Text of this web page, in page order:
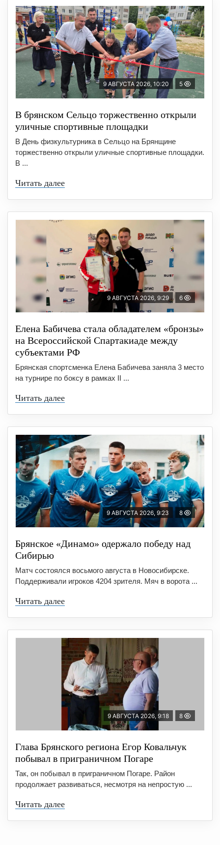
9 АВГУСТА 2026, 10:20 5
В брянском Сельцо торжественно открыли
уличные спортивные площадки
В День физкультурника в Сельцо на Брянщине
торжественно открыли уличные спортивные площадки.
В ...
Читать далее
9 АВГУСТА 2026, 9:29 6
Елена Бабичева стала обладателем «бронзы»
на Всероссийской Спартакиаде между
субъектами РФ
Брянская спортсменка Елена Бабичева заняла 3 место
на турнире по боксу в рамках II ...
Читать далее
9 АВГУСТА 2026, 9:23 8
Брянское «Динамо» одержало победу над
Сибирью
Матч состоялся восьмого августа в Новосибирске.
Поддерживали игроков 4204 зрителя. Мяч в ворота ...
Читать далее
9 АВГУСТА 2026, 9:18 8
Глава Брянского региона Егор Ковальчук
побывал в приграничном Погаре
Так, он побывал в приграничном Погаре. Район
продолжает развиваться, несмотря на непростую ...
Читать далее